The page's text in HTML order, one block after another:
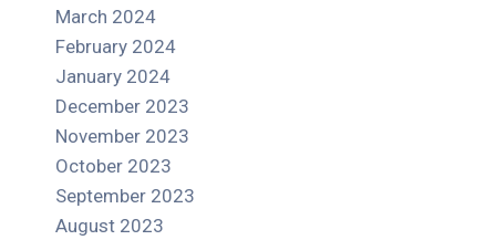
March 2024
February 2024
January 2024
December 2023
November 2023
October 2023
September 2023
August 2023